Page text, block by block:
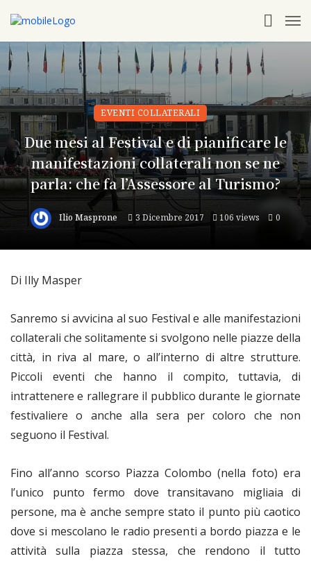
EVENTI COLLATERALI
Due mesi al Festival e di pianificare le
manifestazioni collaterali non se ne
parla: che fa l’Assessore al Turismo?
Ilio Masprone 3 Dicembre 2017 106 views 0
Di Illy Masper
Sanremo si avvicina al suo Festival e alle manifestazioni
collaterali che solitamente si svolgono nelle piazze della
città, in riva al mare, o all’interno di altre strutture.
Piccoli eventi che hanno il compito, tuttavia, di
intrattenere e rallegrare il pubblico durante le giornate
festivaliere o anche alla sera per coloro che non
seguono il Festival.
Fino all’anno scorso Piazza Colombo (nella foto) era
l’unico punto fermo dove transitavano migliaia di
persone, ma è anche sempre stato il punto più caotico
dove si mescolano le radio presenti a bordo piazza e le
attività sulla piazza stessa, che rendono il tutto